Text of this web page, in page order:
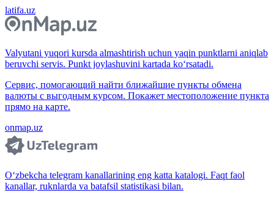
latifa.uz
Valyutani yuqori kursda almashtirish uchun yaqin punktlarni aniqlab
beruvchi servis. Punkt joylashuvini kartada ko‘rsatadi.
Сервис, помогающий найти ближайшие пункты обмена
валюты с выгодным курсом. Покажет местоположение пункта
прямо на карте.
onmap.uz
O‘zbekcha telegram kanallarining eng katta katalogi. Faqt faol
kanallar, ruknlarda va batafsil statistikasi bilan.